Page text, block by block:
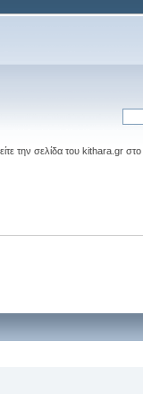
την σελίδα του kithara.gr στο